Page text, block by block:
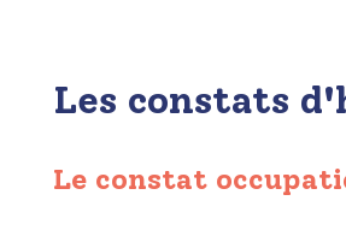
Les constats
Le constat